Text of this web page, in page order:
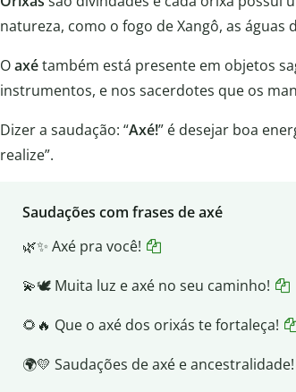
natureza, como o fogo de Xangô, as
Oaxétambém está presente em objetos
instrumentos, e nos sacerdotes que os
Dizer a saudação: “Axé!” é desejar boa
realize”.
Saudações com frases de axé
🌿✨ Axé pra você!
💫🕊️ Muita luz e axé no seu caminho!
🌻🔥 Que o axé dos orixás te fortaleça!
🌍💛 Saudações de axé e ancestralidade!